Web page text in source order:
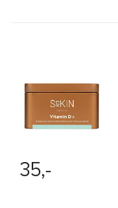
35,-